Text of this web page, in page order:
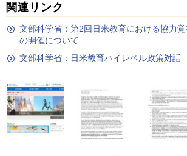
関連リンク
文部科学省：第2回日米教育における協力
の開催について
文部科学省：日米教育ハイレベル政策対話